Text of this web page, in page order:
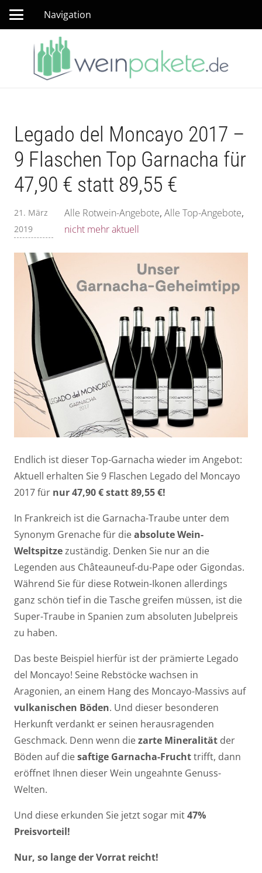
Navigation
Legado del Moncayo 2017 –
9 Flaschen Top Garnacha für
47,90 € statt 89,55 €
21. März
2019
Alle Rotwein-Angebote,Alle Top-Angebote,
nicht mehr aktuell
Endlich ist dieser Top-Garnacha wieder im Angebot:
Aktuell erhalten Sie 9 Flaschen Legado del Moncayo
2017 für nur 47,90 € statt 89,55 €!
In Frankreich ist die Garnacha-Traube unter dem
Synonym Grenache für dieabsolute Wein-
Weltspitzezuständig. Denken Sie nur an die
Legenden aus Châteauneuf-du-Pape oder Gigondas.
Während Sie für diese Rotwein-Ikonen allerdings
ganz schön tief in die Tasche greifen müssen, ist die
Super-Traube in Spanien zum absoluten Jubelpreis
zu haben.
Das beste Beispiel hierfür ist der prämierte Legado
del Moncayo! Seine Rebstöcke wachsen in
Aragonien, an einem Hang des Moncayo-Massivs auf
vulkanischen Böden. Und dieser besonderen
Herkunft verdankt er seinen herausragenden
Geschmack. Denn wenn diezarte Mineralität der
Böden auf diesaftige Garnacha-Fruchttrifft, dann
eröffnet Ihnen dieser Wein ungeahnte Genuss-
Welten.
Und diese erkunden Sie jetzt sogar mit47%
Preisvorteil!
Nur, so lange der Vorrat reicht!